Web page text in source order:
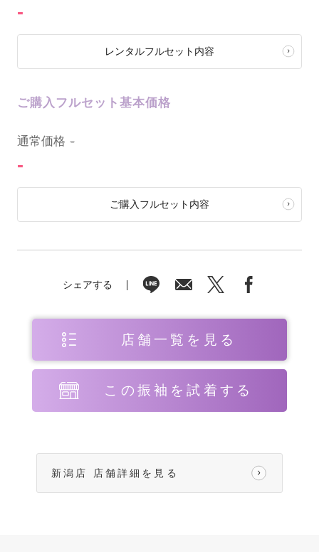
-
レンタルフルセット内容
ご購入フルセット基本価格
通常価格 -
-
ご購入フルセット内容
シェアする
店舗一覧を見る
この振袖を試着する
新潟店 店舗詳細を見る